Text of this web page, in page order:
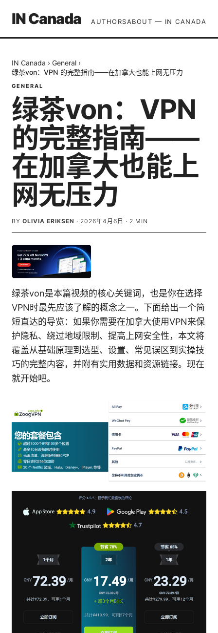
IN Canada AUTHORSABOUT — IN CANADA
IN Canada › General ›
绿茶von：VPN 的完整指南——在加拿大也能上网无压力
GENERAL
绿茶von：VPN
的完整指南——
在加拿大也能上
网无压力
BY OLIVIA ERIKSEN · 2026年4月6日 · 2 MIN
绿茶von是本篇视频的核心关键词，也是你在选择
VPN时最先应该了解的概念之一。下面给出一个简
短直达的导览：如果你需要在加拿大使用VPN来保
护隐私、绕过地域限制、提高上网安全性，本文将
覆盖从基础原理到选型、设置、常见误区到实操技
巧的完整内容，并附有实用数据和资源链接。现在
就开始吧。